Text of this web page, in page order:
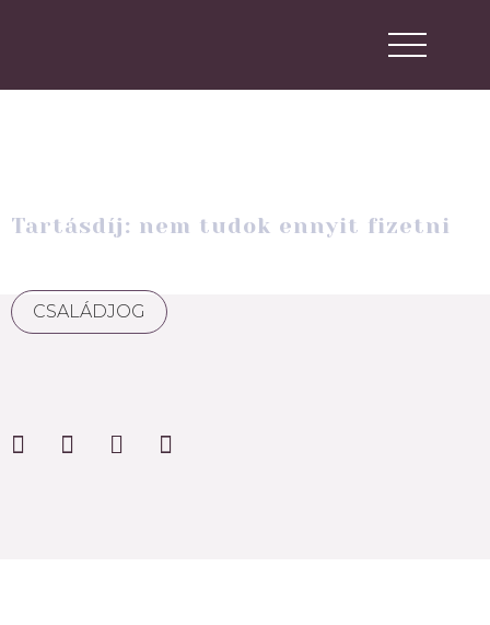
Tartásdíj: nem tudok ennyit fizetni
CSALÁDJOG